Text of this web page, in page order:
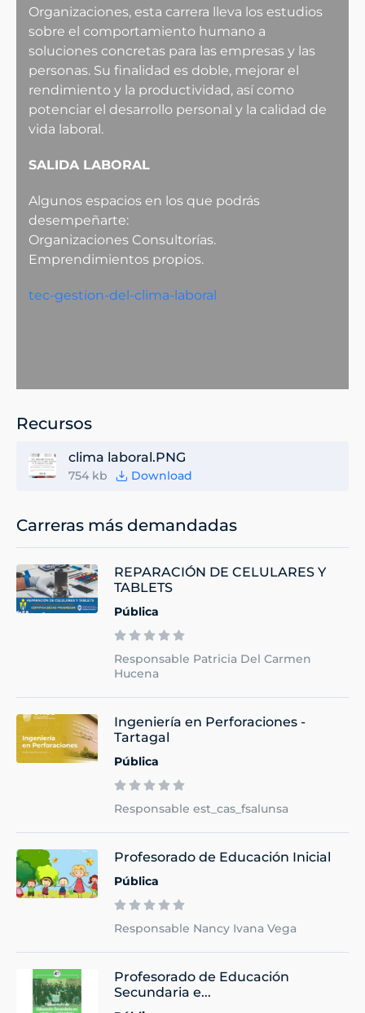
Organizaciones, esta carrera lleva los estudios
sobre el comportamiento humano a
soluciones concretas para las empresas y las
personas. Su finalidad es doble, mejorar el
rendimiento y la productividad, así como
potenciar el desarrollo personal y la calidad de
vida laboral.
SALIDA LABORAL
Algunos espacios en los que podrás
desempeñarte:
Organizaciones Consultorías.
Emprendimientos propios.
tec-gestion-del-clima-laboral
Recursos
clima laboral.PNG
754 kb Download
Carreras más demandadas
REPARACIÓN DE CELULARES Y
TABLETS
Pública
Responsable Patricia Del Carmen
Hucena
Ingeniería en Perforaciones -
Tartagal
Pública
Responsable est_cas_fsalunsa
Profesorado de Educación Inicial
Pública
Responsable Nancy Ivana Vega
Profesorado de Educación
Secundaria e...